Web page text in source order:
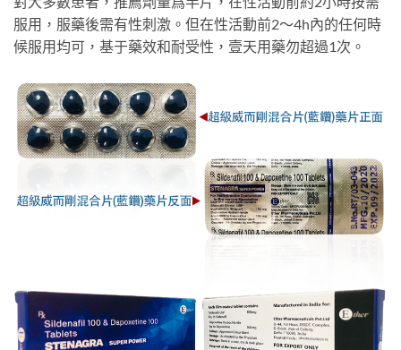
服用，服藥後需有性刺激。但在性活動前2～4h內的任何時
候服用均可，基于藥效和耐受性，壹天用藥勿超過1次。